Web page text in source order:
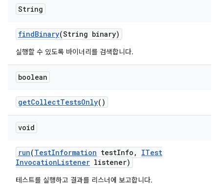
String
findBinary(String binary)
실행할 수 있도록 바이너리를 검색합니다.
boolean
getCollectTestsOnly()
void
run(TestInformation testInfo ,
ITest
InvocationListener listener)
테스트를 실행하고 결과를 리스너에 보고합니다.